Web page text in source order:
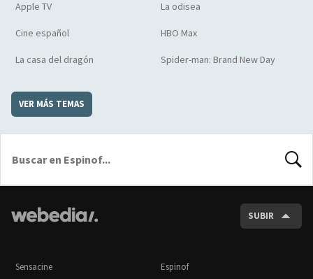
Apple TV La odisea
Cine español HBO Max
La casa del dragón Spider-man: Brand New Day
VER MÁS TEMAS
SUBIR
Sensacine Espinof